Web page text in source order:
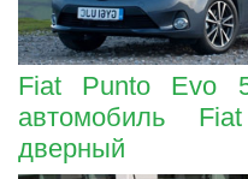
Fiat Punto Evo
автомобиль
дверный